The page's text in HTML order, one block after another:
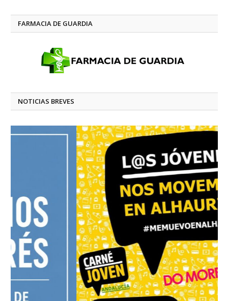
FARMACIA DE GUARDIA
NOTICIAS BREVES